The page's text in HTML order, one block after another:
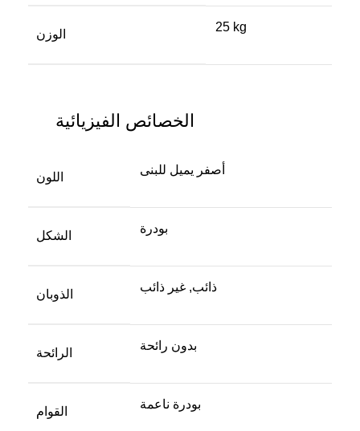
الوزن
25 kg
الخصائص الفيزيائية
اللون
أصفر يميل للبنى
الشكل
بودرة
الذوبان
ذائب, غير ذائب
الرائحة
بدون رائحة
القوام
بودرة ناعمة